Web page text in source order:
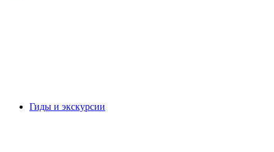
Гиды и экскурсии